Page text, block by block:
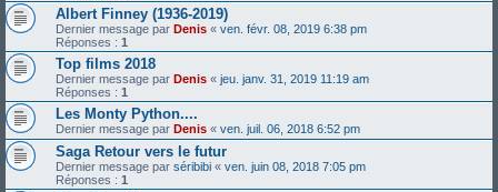
Albert Finney (1936-2019)
Dernier message par Denis « ven. févr. 08, 2019 6:38 pm
Réponses : 1
Top films 2018
Dernier message par Denis « jeu. janv. 31, 2019 11:19 am
Réponses : 1
Les Monty Python....
Dernier message par Denis « ven. juil. 06, 2018 6:52 pm
Saga Retour vers le futur
Dernier message par séribibi « ven. juin 08, 2018 7:05 pm
Réponses : 1